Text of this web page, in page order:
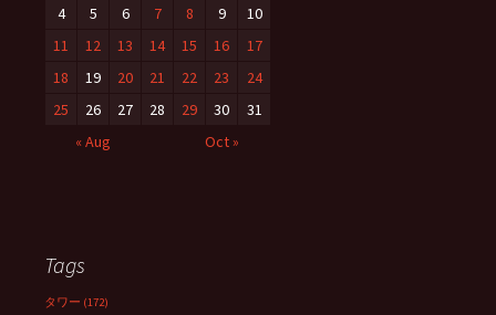
« Aug Oct »
4
5 6 7 8 9
10
11
12 13 14 15 16
17
18
19 20 21 22 23
24
25
26 27 28 29 30 31
Tags
タワー (172)